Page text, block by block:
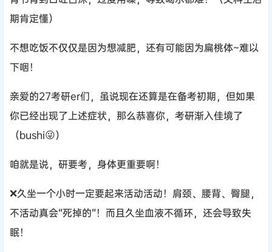
期肯定懂）
不想吃饭不仅仅是因为想减肥，还有可能因为扁桃体~难以
下咽！
亲爱的27考研er们，虽说现在还算是在备考初期，但如果
你已经出现了上述症状，那么恭喜你，考研渐入佳境了
（bushi😜）
咱就是说，研要考，身体更重要啊！
❌久坐一个小时一定要起来活动活动！肩颈、腰背、臀腿，
不活动真会“死掉的”！而且久坐血液不循环，还会导致失
眠！